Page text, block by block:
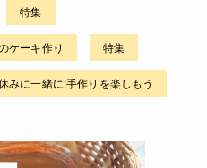
特集
ケーキ作り 特集
みに一緒に!手作りを楽しもう